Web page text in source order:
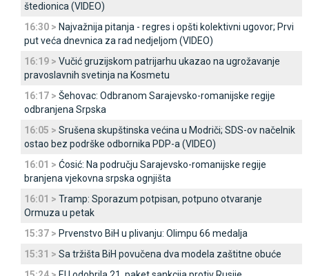
štedionica (VIDEO)
16:30 > Najvažnija pitanja - regres i opšti kolektivni ugovor; Prvi
put veća dnevnica za rad nedjeljom (VIDEO)
16:19 > Vučić gruzijskom patrijarhu ukazao na ugrožavanje
pravoslavnih svetinja na Kosmetu
16:17 > Šehovac: Odbranom Sarajevsko-romanijske regije
odbranjena Srpska
16:05 > Srušena skupštinska većina u Modriči; SDS-ov načelnik
ostao bez podrške odbornika PDP-a (VIDEO)
16:01 > Ćosić: Na području Sarajevsko-romanijske regije
branjena vjekovna srpska ognjišta
16:01 > Tramp: Sporazum potpisan, potpuno otvaranje
Ormuza u petak
15:37 > Prvenstvo BiH u plivanju: Olimpu 66 medalja
15:31 > Sa tržišta BiH povučena dva modela zaštitne obuće